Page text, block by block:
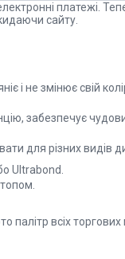
платежі.
сайту.
і не змінює свій
забезпечує
для різних видів
Ultrabond.
палітр всіх